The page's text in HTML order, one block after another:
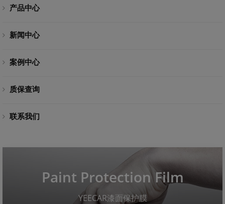
产品中心
新闻中心
案例中心
质保查询
联系我们
Paint Protection Film
YEECAR漆面保护膜